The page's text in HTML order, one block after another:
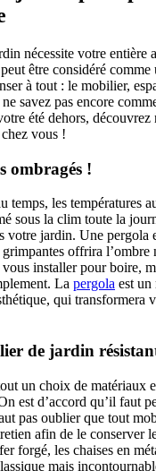
nécessite votre
être considéré comme
à tout : le mobilier,
savez pas encore
été dehors, découvrez
vous !
ombragés !
temps, les températures
sous la clim toute la
votre jardin. Une pergola
offrira l’ombre
installer pour boire,
La pergola est
qui transformera
de jardin
un choix de matériaux
est d’accord qu’il faut
pas oublier que tout
afin de le conserver
forgé, les chaises en
mais